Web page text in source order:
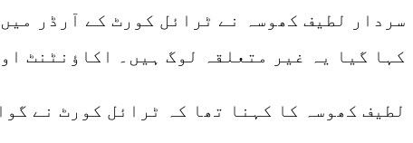
سردار لطیف کھوسہ نے ٹرائل کورٹ کے آرڈر
کہا گیا یہ غیر متعلقہ لوگ ہیں۔ اکاؤنٹنٹ
لطیف کھوسہ کا کہنا تھا کہ ٹرائل کورٹ نے